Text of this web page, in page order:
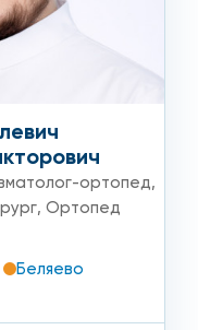
ортопед,
,Ортопед
Беляево